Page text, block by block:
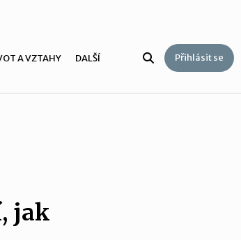
A VZTAHY DALŠÍ Přihlásit se
jak